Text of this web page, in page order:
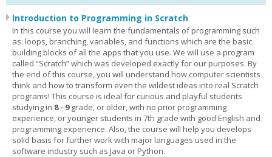
Introduction to Programming in Scratch
In this course you will learn the fundamentals of programming such
as: loops, branching, variables, and functions which are the basic
building blocks of all the apps that you use. We will use a program
called “Scratch” which was developed exactly for our purposes. By
the end of this course, you will understand how computer scientists
think and how to transform even the wildest ideas into real Scratch
programs! This course is ideal for curious and playful students
studying in 8 - 9grade, or older, with no prior programming
experience, or younger students in 7th grade with good English and
programming experience. Also, the course will help you develops
solid basis for further work with major languages used in the
software industry such as Java or Python.